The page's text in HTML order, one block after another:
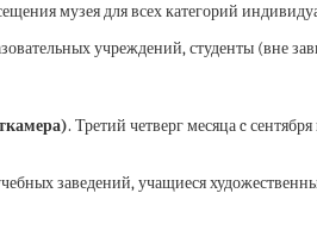
музея для всех категорий
учреждений, студенты (вне
. Третий четверг месяца c
заведений, учащиеся